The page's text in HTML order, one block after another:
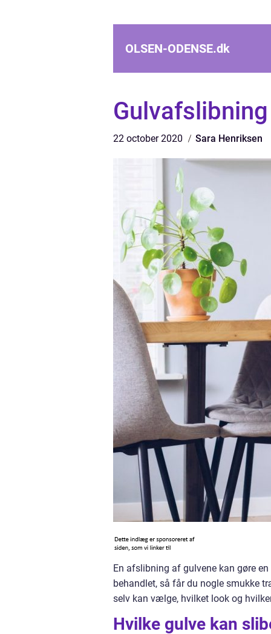
OLSEN-ODENSE.dk
22 october 2020 Sara Henriksen
En afslibning af gulvene kan gøre
behandlet, så får du nogle smukke
selv kan vælge, hvilket look og
Hvilke gulve kan